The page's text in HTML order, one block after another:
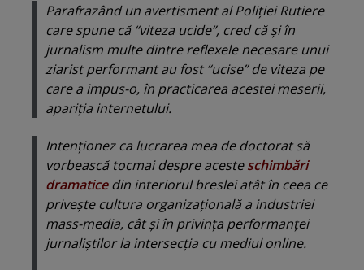
Parafrazând un avertisment al Poliţiei Rutiere
care spune că “viteza ucide”, cred că şi în
jurnalism multe dintre reflexele necesare unui
ziarist performant au fost “ucise” de viteza pe
care a impus-o, în practicarea acestei meserii,
apariţia internetului.
Intenţionez ca lucrarea mea de doctorat să
vorbească tocmai despre acesteschimbări
dramaticedin interiorul breslei atât în ceea ce
priveşte cultura organizaţională a industriei
mass-media, cât şi în privinţa performanţei
jurnaliştilor la intersecţia cu mediul online.